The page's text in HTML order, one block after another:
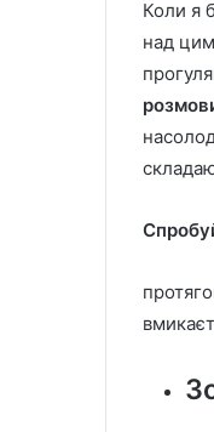
Коли я
над